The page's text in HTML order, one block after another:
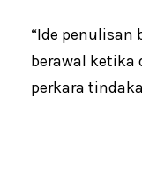
“Ide
berawal ketika
perkara